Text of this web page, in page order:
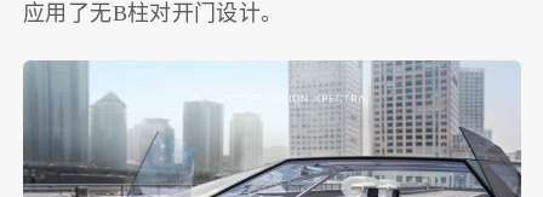
应用了无B柱对开门设计。